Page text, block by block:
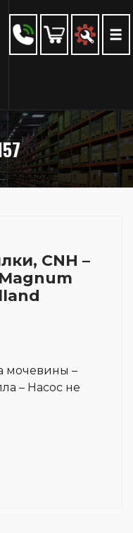
CNH –
мочевины –
– Насос не